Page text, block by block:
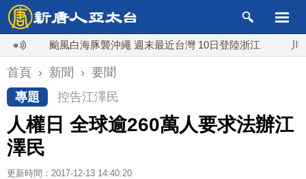
颱風白海豚襲沖繩 週末最近台灣 10日登陸浙江 川普預透
首頁 › 新聞 › 要聞
專題
控告江澤民
人權日 全球逾260萬人要求法辦江
澤民
更新時間：2017-12-13 14:40:20